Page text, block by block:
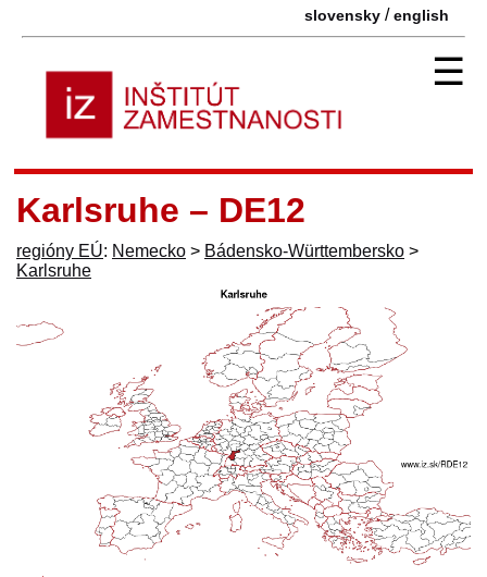
slovensky /english
☰
Karlsruhe – DE12
regióny EÚ: Nemecko > Bádensko-Württembersko >
Karlsruhe